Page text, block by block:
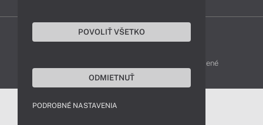
DELL-SHOP © 2011 - 2026 Všetky práva vyhradené
POVOLIŤ VŠETKO
ODMIETNUŤ
PODROBNÉ NASTAVENIA